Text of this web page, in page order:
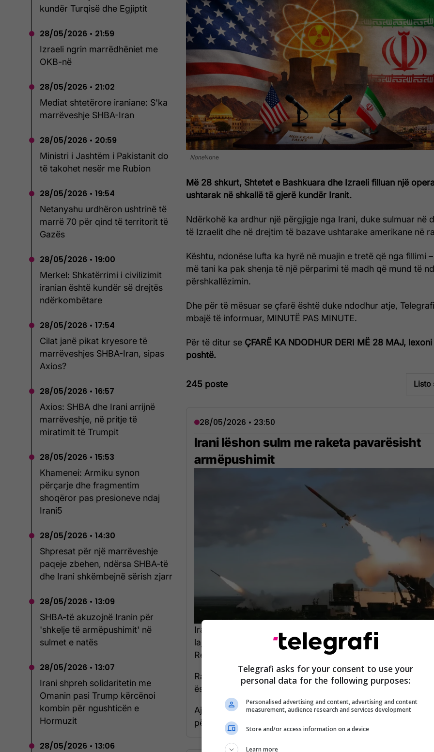
NoneNone
kundër Turqisë dhe Egjiptit
28/05/2026 • 21:59
Izraeli ngrin marrëdhëniet me
OKB-në
28/05/2026 • 21:02
Mediat shtetërore iraniane: S'ka
marrëveshje SHBA-Iran
28/05/2026 • 20:59
Ministri i Jashtëm i Pakistanit do
të takohet nesër me Rubion
28/05/2026 • 19:54
Netanyahu urdhëron ushtrinë të
marrë 70 për qind të territorit të
Gazës
28/05/2026 • 19:00
Merkel: Shkatërrimi i civilizimit
iranian është kundër së drejtës
ndërkombëtare
28/05/2026 • 17:54
Cilat janë pikat kryesore të
marrëveshjes SHBA-Iran, sipas
Axios?
28/05/2026 • 16:57
Axios: SHBA dhe Irani arrijnë
marrëveshje, në pritje të
miratimit të Trumpit
28/05/2026 • 15:53
Khamenei: Armiku synon
përçarje dhe fragmentim
shoqëror pas presioneve ndaj
Irani5
28/05/2026 • 14:30
Shpresat për një marrëveshje
paqeje zbehen, ndërsa SHBA-të
dhe Irani shkëmbejnë sërish zjarr
28/05/2026 • 13:09
SHBA-të akuzojnë Iranin për
'shkelje të armëpushimit' në
sulmet e natës
28/05/2026 • 13:07
Irani shpreh solidaritetin me
Omanin pasi Trump kërcënoi
kombin për ngushticën e
Hormuzit
28/05/2026 • 13:06
Më 28 shkurt, Shtetet e Bashkuara dhe Izraeli filluan një
ushtarak në shkallë të gjerë kundër Iranit.
Ndërkohë ka ardhur një përgjigje nga Irani, duke sulmuar në
të Izraelit dhe në drejtim të bazave ushtarake amerikane në
Kështu, ndonëse lufta ka hyrë në muajin e tretë që nga fillimi
më tani ka pak shenja të një përparimi të madh që mund të
përshkallëzimin.
Dhe për të mësuar se çfarë është duke ndodhur atje,
mbajë të informuar, MINUTË PAS MINUTE.
Për të ditur se ÇFARË KA NDODHUR DERI MË 28 MAJ,
poshtë.
245 poste Listo
28/05/2026 • 23:50
Irani lëshon sulm me raketa pavarësisht
armëpushimit
Irani ka lëshuar raketa nga jugu i vendit, sipas agjencisë së
lajmeve Fars, e cila është e lidhur me Forcat e Gardës
Revolucionare.
Raketat janë qëlluar “drejt objektivave të caktuara”, por
është e qartë saktësisht cilat janë ato, ka bërë të ditur
Ajo gjithashtu citoi burime që raportuan “mundësinë e
përplasjeve mbi ujërat e Gjirit Persik”.
Telegrafi asks for your consent to use your
personal data for the following purposes:
Personalised advertising and content, advertising and content
measurement, audience research and services development
Store and/or access information on a device
Learn more